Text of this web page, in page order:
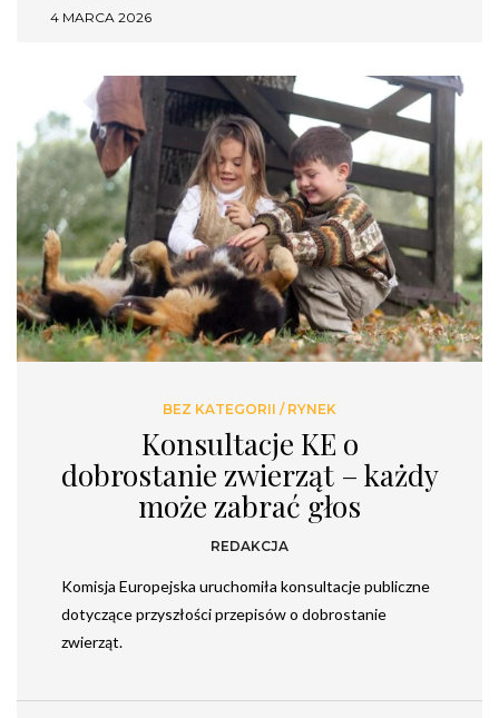
4 MARCA 2026
BEZ KATEGORII / RYNEK
Konsultacje KE o
dobrostanie zwierząt – każdy
może zabrać głos
REDAKCJA
Komisja Europejska uruchomiła konsultacje publiczne
dotyczące przyszłości przepisów o dobrostanie
zwierząt.